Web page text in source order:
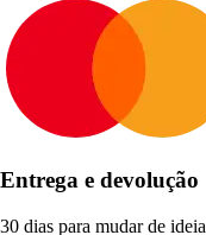
Entrega e devolução
30 dias para mudar de ideia